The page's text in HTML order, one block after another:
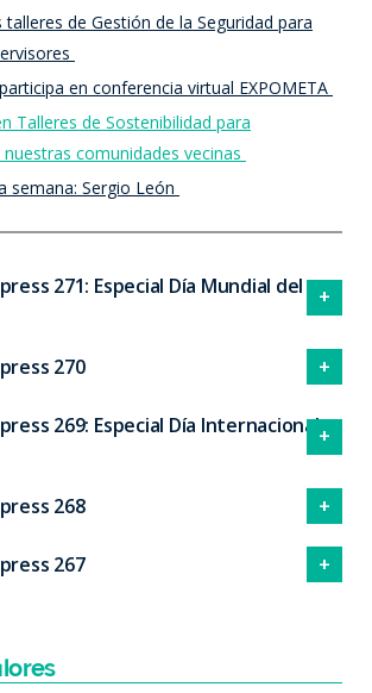
de Gestión de la Seguridad para
en conferencia virtual EXPOMETA
Talleres de Sostenibilidad para
comunidades vecinas
semana: Sergio León
271: Especial Día Mundial del
270
269: Especial Día Internacional
268
267